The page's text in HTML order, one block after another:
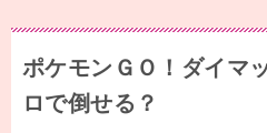
ポケモンＧＯ！ダイマ
ロで倒せる？